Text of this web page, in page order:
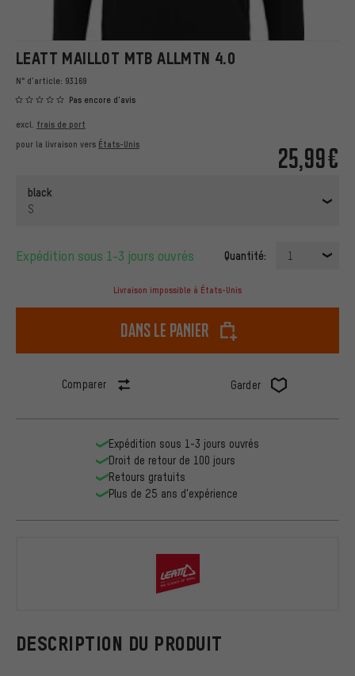
LEATT MAILLOT MTB ALLMTN 4.0
N° d'article: 93169
Pas encore d'avis
25,99€
excl. frais de port
pour la livraison vers États-Unis
black
S
Expédition sous 1-3 jours ouvrés Quantité: 1
Livraison impossible à États-Unis
dans le panier
Comparer Garder
DESCRIPTION DU PRODUIT
Expédition sous 1-3 jours ouvrés
Droit de retour de 100 jours
Retours gratuits
Plus de 25 ans d'expérience